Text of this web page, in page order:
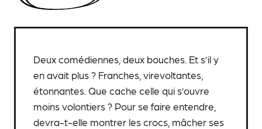
Deux comédiennes, deux bouches. Et s’il y
en avait plus ? Franches, virevoltantes,
étonnantes. Que cache celle qui s’ouvre
moins volontiers ? Pour se faire entendre,
devra-t-elle montrer les crocs, mâcher ses